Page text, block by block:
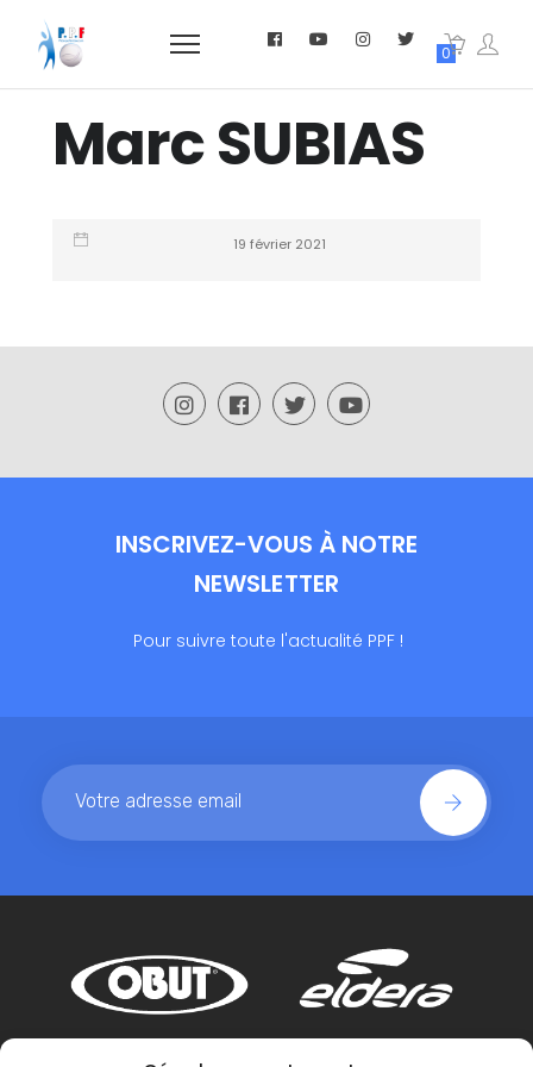
0
Marc SUBIAS
19 février 2021
INSCRIVEZ-VOUS À NOTRE
NEWSLETTER
Pour suivre toute l'actualité PPF !